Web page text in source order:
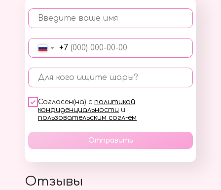
Введите ваше имя
+7
Для кого ищите шары?
Согласен(на) с политикой
конфиденциальности и
пользовательским согл-ем
Отправить
Отзывы